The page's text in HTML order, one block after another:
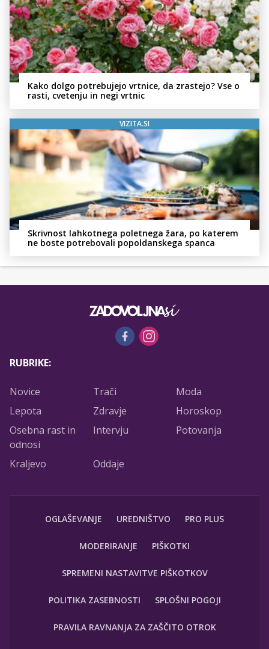
Kako dolgo potrebujejo vrtnice, da zrastejo? Vse o
rasti, cvetenju in negi vrtnic
VIZITA.SI
Skrivnost lahkotnega poletnega žara, po katerem
ne boste potrebovali popoldanskega spanca
RUBRIKE:
Novice Trači
Moda
Lepota
Zdravje
Horoskop
Osebna rast in
odnosi
Intervju Potovanja
Kraljevo Oddaje
OGLAŠEVANJE UREDNIŠTVO PRO PLUS
MODERIRANJE PIŠKOTKI
SPREMENI NASTAVITVE PIŠKOTKOV
POLITIKA ZASEBNOSTI SPLOŠNI POGOJI
PRAVILA RAVNANJA ZA ZAŠČITO OTROK